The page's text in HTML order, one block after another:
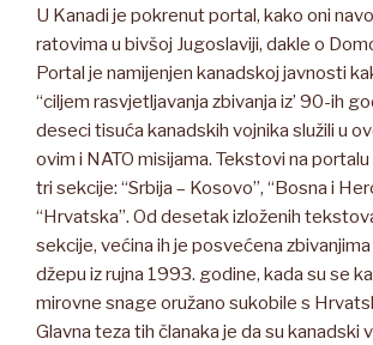
U Kanadi je pokrenut portal, kako oni
ratovima u bivšoj Jugoslaviji, dakle o
Portal je namijenjen kanadskoj javnosti
“ciljem rasvjetljavanja zbivanja iz’ 90-ih
deseci tisuća kanadskih vojnika služili u
ovim i NATO misijama. Tekstovi na
tri sekcije: “Srbija – Kosovo”, “Bosna i
“Hrvatska”. Od desetak izloženih
sekcije, većina ih je posvećena
džepu iz rujna 1993. godine, kada su se
mirovne snage oružano sukobile s
Glavna teza tih članaka je da su kanadski